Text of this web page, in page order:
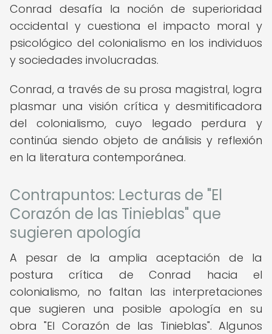
Conrad desafía la noción de superioridad
occidental y cuestiona el impacto moral y
psicológico del colonialismo en los individuos
y sociedades involucradas.
Conrad, a través de su prosa magistral, logra
plasmar una visión crítica y desmitificadora
del colonialismo, cuyo legado perdura y
continúa siendo objeto de análisis y reflexión
en la literatura contemporánea.
Contrapuntos: Lecturas de "El
Corazón de las Tinieblas" que
sugieren apología
A pesar de la amplia aceptación de la
postura crítica de Conrad hacia el
colonialismo, no faltan las interpretaciones
que sugieren una posible apología en su
obra "El Corazón de las Tinieblas". Algunos